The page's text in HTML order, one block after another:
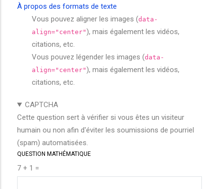
À propos des formats de texte
Vous pouvez aligner les images (data-
align="center"), mais également les vidéos,
citations, etc.
Vous pouvez légender les images (data-
align="center"), mais également les vidéos,
citations, etc.
CAPTCHA
Cette question sert à vérifier si vous êtes un visiteur
humain ou non afin d'éviter les soumissions de pourriel
(spam) automatisées.
QUESTION MATHÉMATIQUE
7 + 1 =